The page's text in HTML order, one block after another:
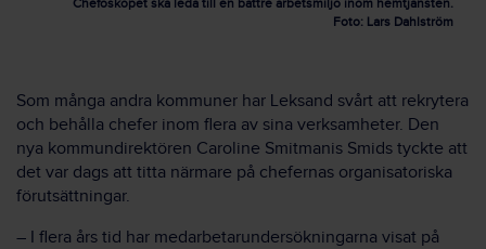
Foto: Lars Dahlström
Som många andra kommuner har Leksand svårt att rekrytera
och behålla chefer inom flera av sina verksamheter. Den
nya kommundirektören Caroline Smitmanis Smids tyckte att
det var dags att titta närmare på chefernas organisatoriska
förutsättningar.
– I flera års tid har medarbetarundersökningarna visat på